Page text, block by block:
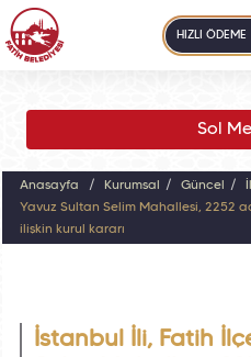
HIZLI ÖDEME
Sol
Anasayfa Kurumsal Güncel
Yavuz Sultan Selim Mahallesi, 2252
ilişkin kurul kararı
İstanbul İli, Fatih